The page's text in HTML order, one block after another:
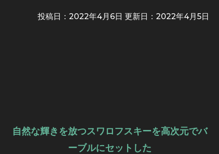
投稿日：2022年4月6日 更新日： 2022年4月5日
自然な輝きを放つスワロフスキーを高次元でバ
ーブルにセットした